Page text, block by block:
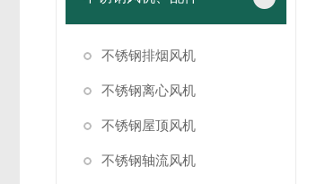
不锈钢排烟风机
不锈钢离心风机
不锈钢屋顶风机
不锈钢轴流风机